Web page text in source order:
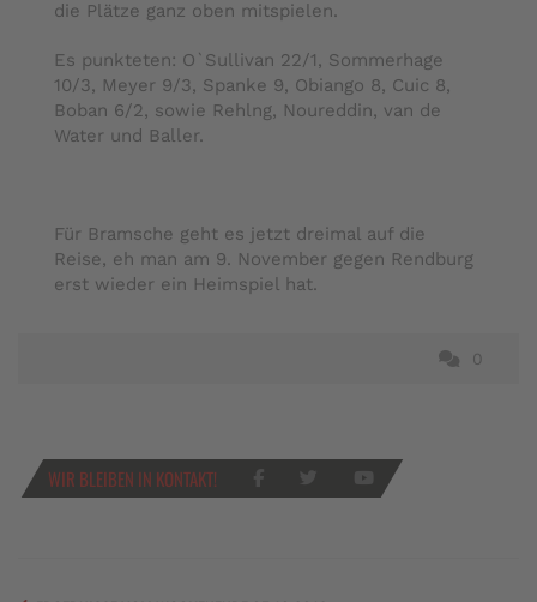
die Plätze ganz oben mitspielen.
Es punkteten: O`Sullivan 22/1, Sommerhage
10/3, Meyer 9/3, Spanke 9, Obiango 8, Cuic 8,
Boban 6/2, sowie Rehlng, Noureddin, van de
Water und Baller.
Für Bramsche geht es jetzt dreimal auf die
Reise, eh man am 9. November gegen Rendburg
erst wieder ein Heimspiel hat.
0
WIR BLEIBEN IN KONTAKT!